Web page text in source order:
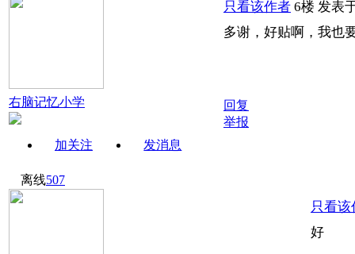
右脑记忆小学
加关注 发消息
只看该作者 6楼 发表
多谢，好贴啊，我也
回复
举报
离线507
只看该